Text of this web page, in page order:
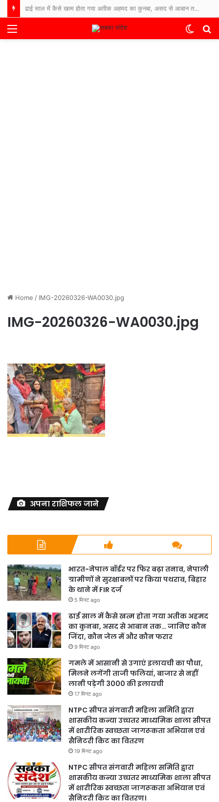
ढाई साल में कैसे खत्म होता गया अतीक अहमद का कुनबा, असद से आबान तक… जानिए कौन जिंदा, कौन जेल में और कौन फरार
Menu
Switch
Home / IMG-20260326-WA0030.jpg
IMG-20260326-WA0030.jpg
अपना राशिफल जाने
भारत-नेपाल बॉर्डर पर फिर बढ़ा तनाव, नेपाली
ग्रामीणों ने सुरक्षाबलों पर किया पथराव, बिहार
के थाने में FIR दर्ज
5 मिनट ago
ढाई साल में कैसे खत्म होता गया अतीक अहमद
का कुनबा, असद से आबान तक… जानिए कौन
जिंदा, कौन जेल में और कौन फरार
9 मिनट ago
गमले में आसानी से उगाएं इलायची का पौधा,
मिलने लगेंगी ताजी फलियां, बाजार से नहीं
लानी पड़ेगी 3000 की इलायची
17 मिनट ago
NTPC सीपत संगवारी महिला समिति द्वारा
शासकीय कन्या उच्चतर माध्यमिक शाला सीपत
में शारीरिक स्वच्छता जागरूकता अभियान एवं
सैनिटरी किट का वितरण
19 मिनट ago
NTPC सीपत संगवारी महिला समिति द्वारा
शासकीय कन्या उच्चतर माध्यमिक शाला सीपत
में शारीरिक स्वच्छता जागरूकता अभियान एवं
सैनिटरी किट का वितरण।